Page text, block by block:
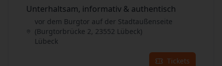
Unterhaltsam, informativ & authentisch
vor dem Burgtor auf der Stadtaußenseite
(Burgtorbrücke 2, 23552 Lübeck)
Lübeck
Tickets